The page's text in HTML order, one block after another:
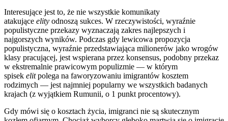
Interesujące jest to, że nie wszystkie komunikaty
atakujące elity odnoszą sukces. W rzeczywistości, wyraźnie
populistyczne przekazy wyznaczają zakres najlepszych i
najgorszych wyników. Podczas gdy lewicowa propozycja
populistyczna, wyraźnie przedstawiająca milionerów jako wrogów
klasy pracującej, jest wspierana przez konsensus, podobny przekaz
w ekstremalnie prawicowym populizmie — w którym
spisek elitpolega na faworyzowaniu imigrantów kosztem
rodzimych — jest najmniej popularny we wszystkich badanych
krajach (z wyjątkiem Rumunii, o 1 punkt procentowy).
Gdy mówi się o kosztach życia, imigranci nie są skutecznym